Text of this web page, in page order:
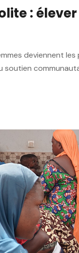
:
deviennent
soutien